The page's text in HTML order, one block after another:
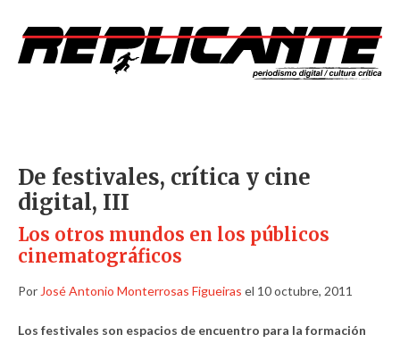
De festivales, crítica y cine
digital, III
Los otros mundos en los públicos
cinematográficos
Por José Antonio Monterrosas Figueiras el 10 octubre, 2011
Los festivales son espacios de encuentro para la formación